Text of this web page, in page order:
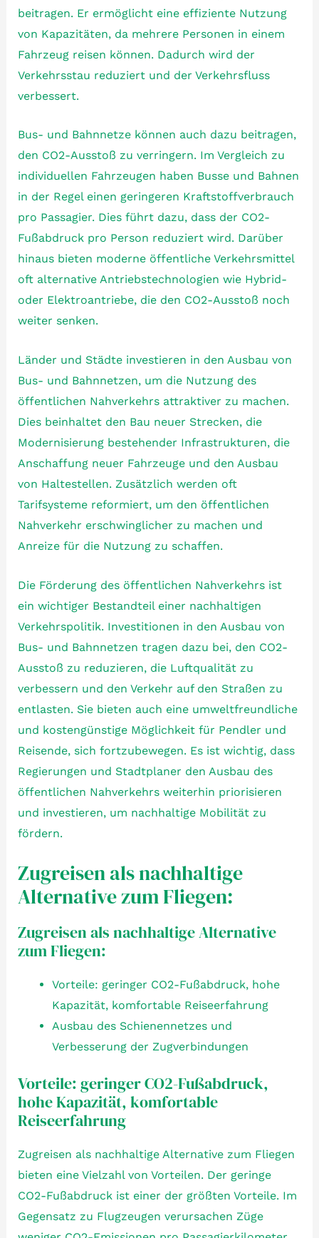
beitragen. Er ermöglicht eine effiziente Nutzung
von Kapazitäten, da mehrere Personen in einem
Fahrzeug reisen können. Dadurch wird der
Verkehrsstau reduziert und der Verkehrsfluss
verbessert.
Bus- und Bahnnetze können auch dazu beitragen,
den CO2-Ausstoß zu verringern. Im Vergleich zu
individuellen Fahrzeugen haben Busse und Bahnen
in der Regel einen geringeren Kraftstoffverbrauch
pro Passagier. Dies führt dazu, dass der CO2-
Fußabdruck pro Person reduziert wird. Darüber
hinaus bieten moderne öffentliche Verkehrsmittel
oft alternative Antriebstechnologien wie Hybrid-
oder Elektroantriebe, die den CO2-Ausstoß noch
weiter senken.
Länder und Städte investieren in den Ausbau von
Bus- und Bahnnetzen, um die Nutzung des
öffentlichen Nahverkehrs attraktiver zu machen.
Dies beinhaltet den Bau neuer Strecken, die
Modernisierung bestehender Infrastrukturen, die
Anschaffung neuer Fahrzeuge und den Ausbau
von Haltestellen. Zusätzlich werden oft
Tarifsysteme reformiert, um den öffentlichen
Nahverkehr erschwinglicher zu machen und
Anreize für die Nutzung zu schaffen.
Die Förderung des öffentlichen Nahverkehrs ist
ein wichtiger Bestandteil einer nachhaltigen
Verkehrspolitik. Investitionen in den Ausbau von
Bus- und Bahnnetzen tragen dazu bei, den CO2-
Ausstoß zu reduzieren, die Luftqualität zu
verbessern und den Verkehr auf den Straßen zu
entlasten. Sie bieten auch eine umweltfreundliche
und kostengünstige Möglichkeit für Pendler und
Reisende, sich fortzubewegen. Es ist wichtig, dass
Regierungen und Stadtplaner den Ausbau des
öffentlichen Nahverkehrs weiterhin priorisieren
und investieren, um nachhaltige Mobilität zu
fördern.
Zugreisen als nachhaltige
Alternative zum Fliegen:
Zugreisen als nachhaltige Alternative
zum Fliegen:
Vorteile: geringer CO2-Fußabdruck, hohe
Kapazität, komfortable Reiseerfahrung
Ausbau des Schienennetzes und
Verbesserung der Zugverbindungen
Vorteile: geringer CO2-Fußabdruck,
hohe Kapazität, komfortable
Reiseerfahrung
Zugreisen als nachhaltige Alternative zum Fliegen
bieten eine Vielzahl von Vorteilen. Der geringe
CO2-Fußabdruck ist einer der größten Vorteile. Im
Gegensatz zu Flugzeugen verursachen Züge